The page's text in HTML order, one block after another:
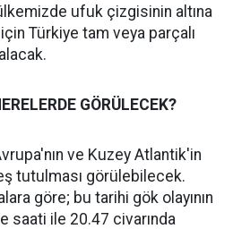
ufuk çizgisinin altına
Türkiye tam veya parçalı
GÖRÜLECEK?
ve Kuzey Atlantik'in
tutulması görülebilecek.
göre; bu tarihi gök olayının
saati ile 20.47 civarında